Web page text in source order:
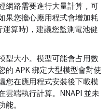
網路需要進行大量計算，可
果您擔心應用程式會增加耗
算時)，建議您監測電池健
型大小。模型可能會占用數
的 APK 綁定大型模型會對使
您在應用程式安裝後下載模
雲端執行計算。NNAPI 並未
。